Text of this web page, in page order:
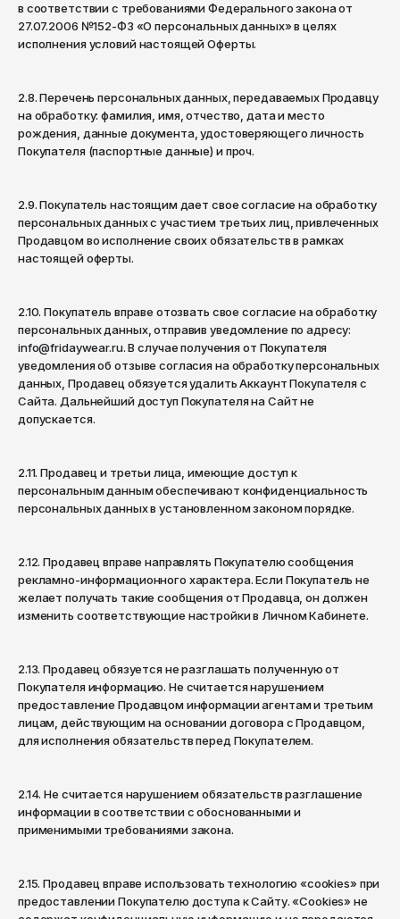
в соответствии с требованиями Федерального закона от
27.07.2006 №152-ФЗ «О персональных данных» в целях
исполнения условий настоящей Оферты.
2.8. Перечень персональных данных, передаваемых Продавцу
на обработку: фамилия, имя, отчество, дата и место
рождения, данные документа, удостоверяющего личность
Покупателя (паспортные данные) и проч.
2.9. Покупатель настоящим дает свое согласие на обработку
персональных данных с участием третьих лиц, привлеченных
Продавцом во исполнение своих обязательств в рамках
настоящей оферты.
2.10. Покупатель вправе отозвать свое согласие на обработку
персональных данных, отправив уведомление по адресу:
info@fridaywear.ru. В случае получения от Покупателя
уведомления об отзыве согласия на обработку персональных
данных, Продавец обязуется удалить Аккаунт Покупателя с
Сайта. Дальнейший доступ Покупателя на Сайт не
допускается.
2.11. Продавец и третьи лица, имеющие доступ к
персональным данным обеспечивают конфиденциальность
персональных данных в установленном законом порядке.
2.12. Продавец вправе направлять Покупателю сообщения
рекламно-информационного характера. Если Покупатель не
желает получать такие сообщения от Продавца, он должен
изменить соответствующие настройки в Личном Кабинете.
2.13. Продавец обязуется не разглашать полученную от
Покупателя информацию. Не считается нарушением
предоставление Продавцом информации агентам и третьим
лицам, действующим на основании договора с Продавцом,
для исполнения обязательств перед Покупателем.
2.14. Не считается нарушением обязательств разглашение
информации в соответствии с обоснованными и
применимыми требованиями закона.
2.15. Продавец вправе использовать технологию «cookies» при
предоставлении Покупателю доступа к Сайту. «Cookies» не
Рязань
Самара
Саранск
Саратов
Симферополь
Смоленск
Ставрополь
Старый Оскол
Стерлитамак
Сыктывкар
Тверь
Тольятти
Тула
Тюмень
Улан-Удэ
Уфа
Ухта
Хабаровск
Чайковский
Чебоксары
Черкесск